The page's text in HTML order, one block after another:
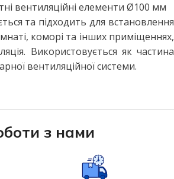
вентиляційні елементи Ø100 мм
та підходить для встановлення
коморі та інших приміщеннях,
Використовується як частина
вентиляційної системи.
з нами